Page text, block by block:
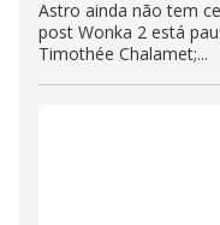
Astro ainda não tem
post Wonka 2 está
Timothée Chalamet;...